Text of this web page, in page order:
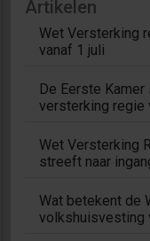
Artikelen
Wet Versterking
vanaf 1 juli
De Eerste
versterking regie
Wet Versterking
streeft naar
Wat betekent de
volkshuisvesting